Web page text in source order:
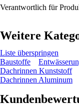
Verantwortlich für
Weitere
Liste überspringen
Baustoffe
Dachrinnen Kunststoff
Dachrinnen Aluminum